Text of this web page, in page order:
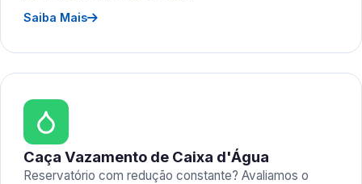
Saiba Mais
Caça Vazamento de Caixa d'Água
Reservatório com redução constante? Avaliamos o